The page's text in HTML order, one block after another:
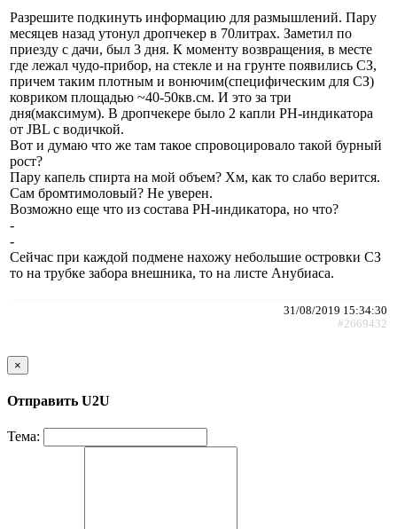
Разрешите подкинуть информацию для размышлений. Пару
месяцев назад утонул дропчекер в 70литрах. Заметил по
приезду с дачи, был 3 дня. К моменту возвращения, в месте
где лежал чудо-прибор, на стекле и на грунте появились СЗ,
причем таким плотным и вонючим(специфическим для СЗ)
ковриком площадью ~40-50кв.см. И это за три
дня(максимум). В дропчекере было 2 капли РН-индикатора
от JBL с водичкой.
Вот и думаю что же там такое спровоцировало такой бурный
рост?
Пару капель спирта на мой объем? Хм, как то слабо верится.
Сам бромтимоловый? Не уверен.
Возможно еще что из состава РН-индикатора, но что?
-
-
Сейчас при каждой подмене нахожу небольшие островки СЗ
то на трубке забора внешника, то на листе Анубиаса.
31/08/2019 15:34:30
#2669432
×
Отправить U2U
Тема: